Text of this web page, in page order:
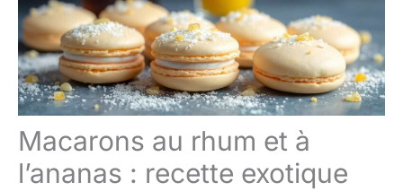
Macarons au rhum et à
l’ananas : recette exotique